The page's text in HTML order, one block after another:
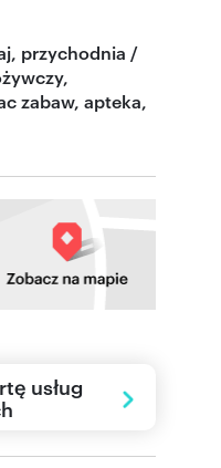
przychodnia /
zabaw, apteka,
usług